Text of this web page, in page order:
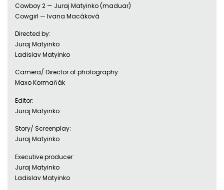
Cowboy 2 — Juraj Matyinko (maduar)
Cowgirl — Ivana Macáková
Directed by:
Juraj Matyinko
Ladislav Matyinko
Camera/ Director of photography:
Maxo Kormaňák
Editor:
Juraj Matyinko
Story/ Screenplay:
Juraj Matyinko
Executive producer:
Juraj Matyinko
Ladislav Matyinko